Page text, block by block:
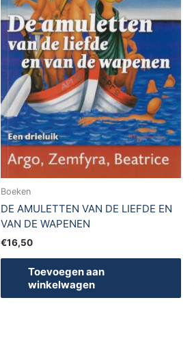
Boeken
DE AMULETTEN VAN DE LIEFDE EN
VAN DE WAPENEN
€16,50
Toevoegen aan
winkelwagen